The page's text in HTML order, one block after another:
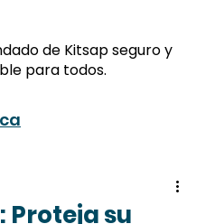
de Kitsap seguro y
para todos.
Proteja su